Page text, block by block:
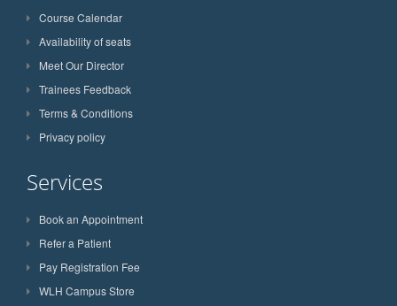
Course Calendar
Availability of seats
Meet Our Director
Trainees Feedback
Terms & Conditions
Privacy policy
Services
Book an Appointment
Refer a Patient
Pay Registration Fee
WLH Campus Store